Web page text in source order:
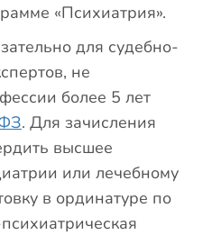
«Психиатрия».
для судебно-
не
более 5 лет
. Для зачисления
высшее
или лечебному
в ординатуре по